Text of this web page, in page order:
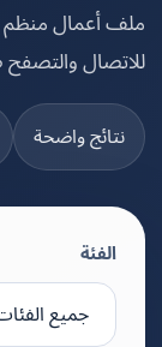
منظم يبرز
والتصفح
واضحة